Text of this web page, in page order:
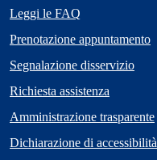
Leggi le FAQ
Prenotazione appuntamento
Segnalazione disservizio
Richiesta assistenza
Amministrazione trasparente
Dichiarazione di accessibilità